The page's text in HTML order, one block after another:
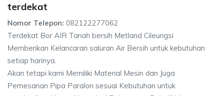
terdekat
Nomor Telepon: 082122277062
Terdekat Bor AIR Tanah bersih Metland Cileungsi
Memberikan Kelancaran saluran Air Bersih untuk kebutuhan
setiap harinya.
Akan tetapi kami Memiliki Material Mesin dan Juga
Pemesanan Pipa Paralon sesuai Kebutuhan untuk